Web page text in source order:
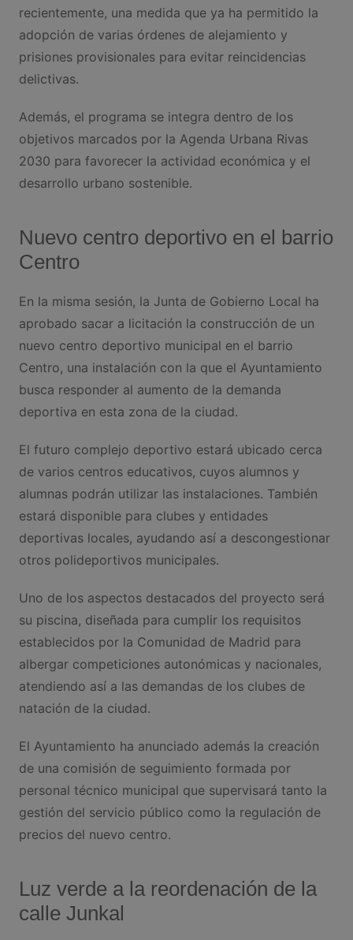
recientemente, una medida que ya ha permitido la
adopción de varias órdenes de alejamiento y
prisiones provisionales para evitar reincidencias
delictivas.
Además, el programa se integra dentro de los
objetivos marcados por la Agenda Urbana Rivas
2030 para favorecer la actividad económica y el
desarrollo urbano sostenible.
Nuevo centro deportivo en el barrio
Centro
En la misma sesión, la Junta de Gobierno Local ha
aprobado sacar a licitación la construcción de un
nuevo centro deportivo municipal en el barrio
Centro, una instalación con la que el Ayuntamiento
busca responder al aumento de la demanda
deportiva en esta zona de la ciudad.
El futuro complejo deportivo estará ubicado cerca
de varios centros educativos, cuyos alumnos y
alumnas podrán utilizar las instalaciones. También
estará disponible para clubes y entidades
deportivas locales, ayudando así a descongestionar
otros polideportivos municipales.
Uno de los aspectos destacados del proyecto será
su piscina, diseñada para cumplir los requisitos
establecidos por la Comunidad de Madrid para
albergar competiciones autonómicas y nacionales,
atendiendo así a las demandas de los clubes de
natación de la ciudad.
El Ayuntamiento ha anunciado además la creación
de una comisión de seguimiento formada por
personal técnico municipal que supervisará tanto la
gestión del servicio público como la regulación de
precios del nuevo centro.
Luz verde a la reordenación de la
calle Junkal